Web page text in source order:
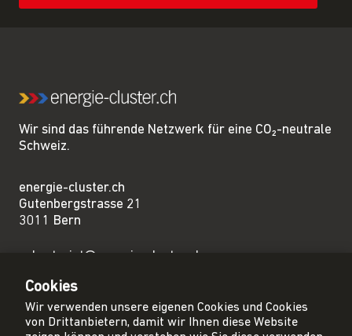
Wir sind das führende Netzwerk für eine CO₂-neutrale
Schweiz.
energie-cluster.ch
Gutenbergstrasse 21
3011 Bern
sekretariat@energie-cluster.ch
Cookies
Wir verwenden unsere eigenen Cookies und Cookies
von Drittanbietern, damit wir Ihnen diese Website